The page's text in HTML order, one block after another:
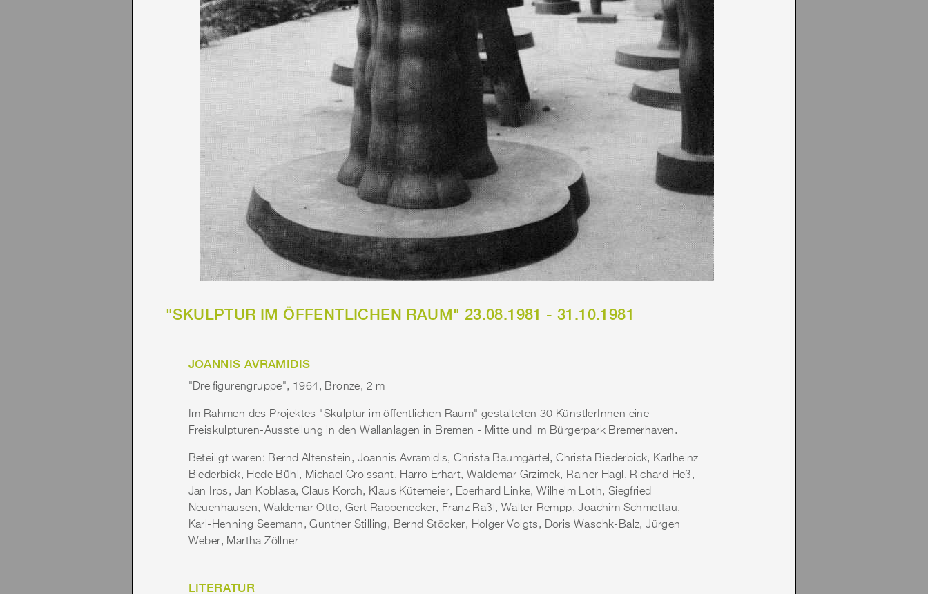
"SKULPTUR IM ÖFFENTLICHEN RAUM" 23.08.1981 - 31.10.1981
JOANNIS AVRAMIDIS
"Dreifigurengruppe", 1964, Bronze, 2 m
Im Rahmen des Projektes "Skulptur im öffentlichen Raum" gestalteten 30 KünstlerInnen eine
Freiskulpturen-Ausstellung in den Wallanlagen in Bremen - Mitte und im Bürgerpark Bremerhaven.
Beteiligt waren: Bernd Altenstein, Joannis Avramidis, Christa Baumgärtel, Christa Biederbick, Karlheinz
Biederbick, Hede Bühl, Michael Croissant, Harro Erhart, Waldemar Grzimek, Rainer Hagl, Richard Heß,
Jan Irps, Jan Koblasa, Claus Korch, Klaus Kütemeier, Eberhard Linke, Wilhelm Loth, Siegfried
Neuenhausen, Waldemar Otto, Gert Rappenecker, Franz Raßl, Walter Rempp, Joachim Schmettau,
Karl-Henning Seemann, Gunther Stilling, Bernd Stöcker, Holger Voigts, Doris Waschk-Balz, Jürgen
Weber, Martha Zöllner
LITERATUR